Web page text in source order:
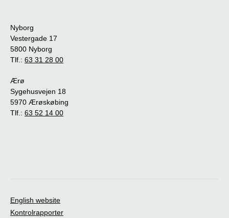
Nyborg
Vestergade 17
5800 Nyborg
Tlf.: 63 31 28 00
Ærø
Sygehusvejen 18
5970 Ærøskøbing
Tlf.: 63 52 14 00
English website
Kontrolrapporter